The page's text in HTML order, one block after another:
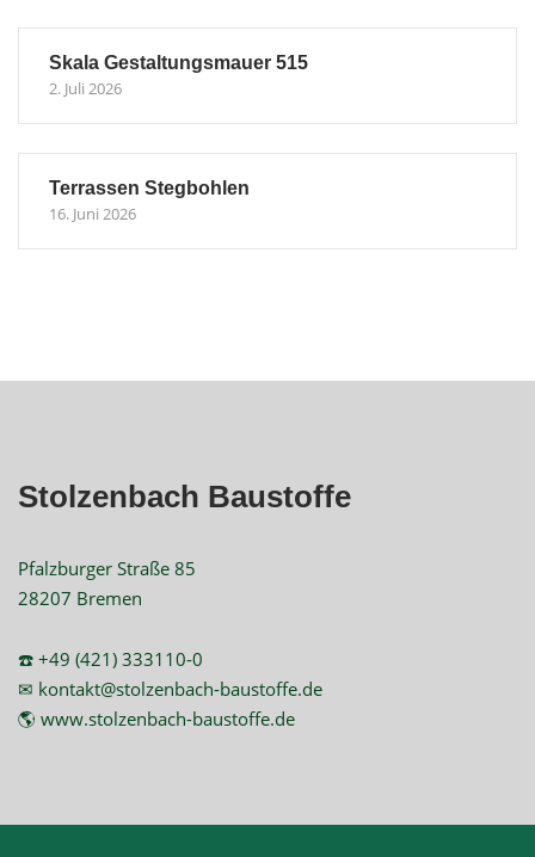
Skala Gestaltungsmauer 515
2. Juli 2026
Terrassen Stegbohlen
16. Juni 2026
Stolzenbach Baustoffe
Pfalzburger Straße 85
28207 Bremen
☎️ +49 (421) 333110-0
✉ kontakt@stolzenbach-baustoffe.de
🌎 www.stolzenbach-baustoffe.de